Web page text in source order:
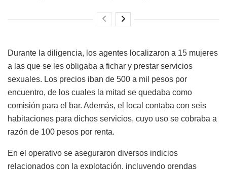
Durante la diligencia, los agentes localizaron a 15 mujeres
a las que se les obligaba a fichar y prestar servicios
sexuales. Los precios iban de 500 a mil pesos por
encuentro, de los cuales la mitad se quedaba como
comisión para el bar. Además, el local contaba con seis
habitaciones para dichos servicios, cuyo uso se cobraba a
razón de 100 pesos por renta.
En el operativo se aseguraron diversos indicios
relacionados con la explotación, incluyendo prendas